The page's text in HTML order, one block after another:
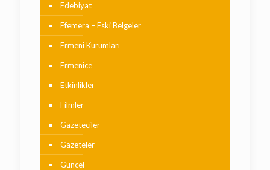
Edebiyat
Efemera – Eski Belgeler
Ermeni Kurumları
Ermenice
Etkinlikler
Filmler
Gazeteciler
Gazeteler
Güncel